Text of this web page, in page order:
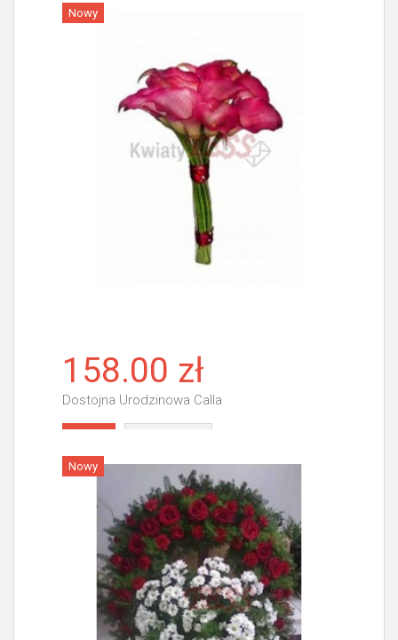
Nowy
158.00 zł
Dostojna Urodzinowa Calla
Nowy